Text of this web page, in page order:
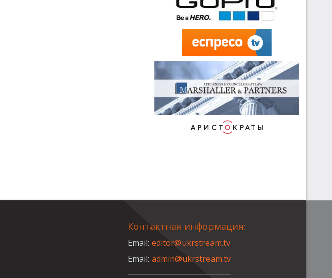
Контактная информация:
Email:editor@ukrstream.tv
Email:admin@ukrstream.tv